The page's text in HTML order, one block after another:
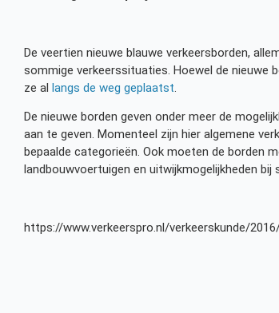
De veertien nieuwe blauwe verkeersborden,
sommige verkeerssituaties. Hoewel de nieuwe
ze al langs de weg geplaatst.
De nieuwe borden geven onder meer de
aan te geven. Momenteel zijn hier algemene
bepaalde categorieën. Ook moeten de borden
landbouwvoertuigen en uitwijkmogelijkheden bij
https://www.verkeerspro.nl/verkeerskunde/